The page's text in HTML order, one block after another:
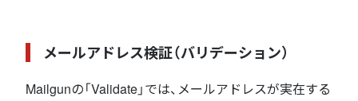
メールアドレス検証（バリデーション）
Mailgunの「Validate」では、メールアドレスが実在する